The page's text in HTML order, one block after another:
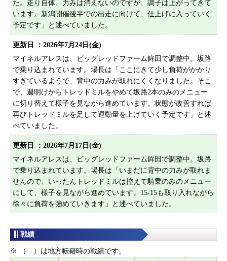
た。走り自体、力みは消えないのですが、調子は上がってきて
います。新潟開催後半での出走に向けて、仕上げに入っていく
予定です」と述べていました。
更新日 ： 2026年7月24日(金)
マイネルアレスは、ビッグレッドファーム鉾田で調整中。坂路
で乗り込まれています。場長は「ここにきて少し負荷がかかり
すぎているようで、背中の力みが取れにくくなりました。そこ
で、週明けからトレッドミルをやめて坂路2本のみのメニュー
に切り替えて様子を見ながら進めています。状態が改善すれば
再びトレッドミルを足して運動量を上げていく予定です」と述
べていました。
更新日 ： 2026年7月17日(金)
マイネルアレスは、ビッグレッドファーム鉾田で調整中。坂路
で乗り込まれています。場長は「いまだに背中の力みが取れま
せんので、いったんトレッドミルは控えて騎乗のみのメニュー
にして、様子を見ながら進めています。15-15も取り入れながら
徐々に負荷を強めていきます」と述べていました。
戦績
※ （ ）は地方転籍時の戦績です。